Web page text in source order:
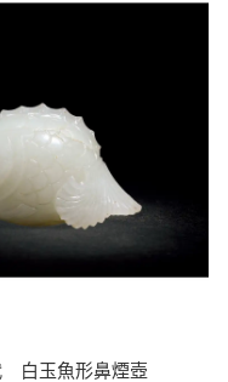
白玉魚形鼻煙壺